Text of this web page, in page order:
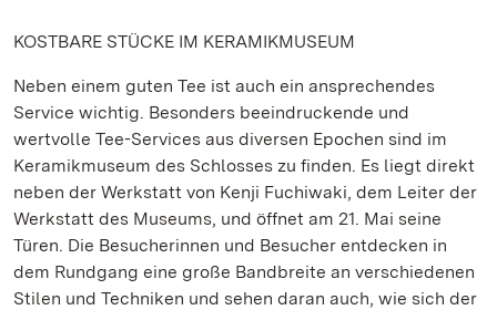
KOSTBARE STÜCKE IM KERAMIKMUSEUM
Neben einem guten Tee ist auch ein ansprechendes
Service wichtig. Besonders beeindruckende und
wertvolle Tee-Services aus diversen Epochen sind im
Keramikmuseum des Schlosses zu finden. Es liegt direkt
neben der Werkstatt von Kenji Fuchiwaki, dem Leiter der
Werkstatt des Museums, und öffnet am 21. Mai seine
Türen. Die Besucherinnen und Besucher entdecken in
dem Rundgang eine große Bandbreite an verschiedenen
Stilen und Techniken und sehen daran auch, wie sich der